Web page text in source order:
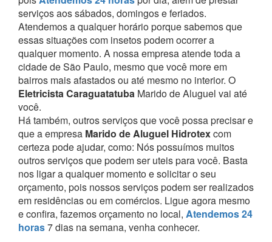
serviços aos sábados, domingos e feriados.
Atendemos a qualquer horário porque sabemos que
essas situações com insetos podem ocorrer a
qualquer momento. A nossa empresa atende toda a
cidade de São Paulo, mesmo que você more em
bairros mais afastados ou até mesmo no interior. O
Eletricista Caraguatatuba Marido de Aluguel vai até
você.
Há também, outros serviços que você possa precisar e
que a empresa Marido de Aluguel Hidrotexcom
certeza pode ajudar, como: Nós possuímos muitos
outros serviços que podem ser uteis para você. Basta
nos ligar a qualquer momento e solicitar o seu
orçamento, pois nossos serviços podem ser realizados
em residências ou em comércios. Ligue agora mesmo
e confira, fazemos orçamento no local, Atendemos 24
horas7 dias na semana, venha conhecer.